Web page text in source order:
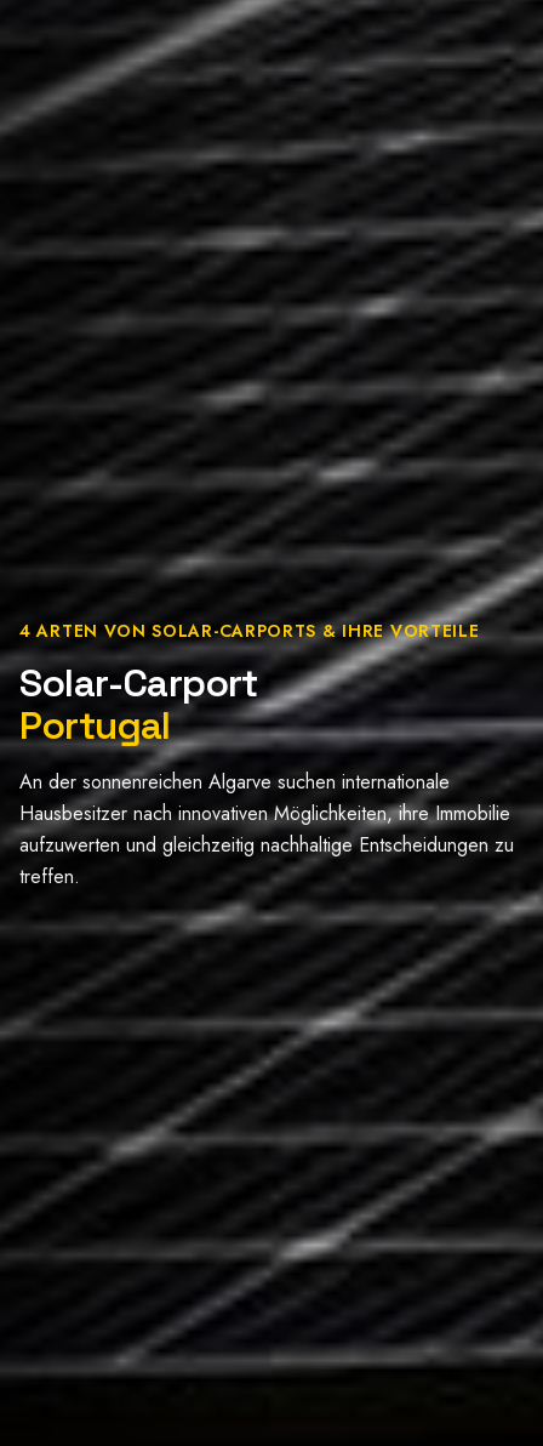
4 ARTEN VON SOLAR-CARPORTS & IHRE VORTEILE
Solar-Carport
Portugal
An der sonnenreichen Algarve suchen internationale
Hausbesitzer nach innovativen Möglichkeiten, ihre Immobilie
aufzuwerten und gleichzeitig nachhaltige Entscheidungen zu
treffen.